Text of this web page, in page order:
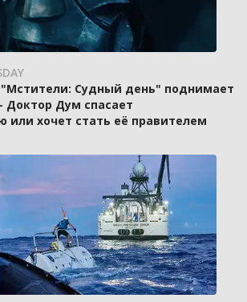
Судный день" поднимает
Доктор Дум спасает
или хочет стать её правителем